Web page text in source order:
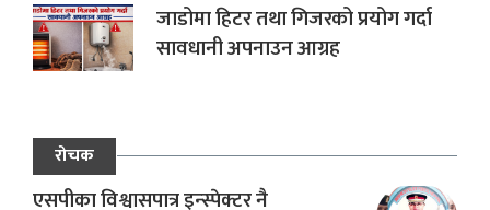
जाडोमा हिटर तथा गिजरको प्रयोग गर्दा
सावधानी अपनाउन आग्रह
रोचक
एसपीका विश्वासपात्र इन्स्पेक्टर नै